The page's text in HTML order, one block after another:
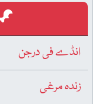
انڈے فی درجن
زندہ مرغی